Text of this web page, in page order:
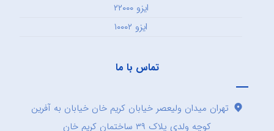
ایزو ۲۲۰۰۰
ایزو ۱۰۰۰۲
تماس با ما
تهران میدان ولیعصر خیابان کریم خان خیابان به آفرین
کوچه ولدی پلاک ۳۹ ساختمان کریم خان